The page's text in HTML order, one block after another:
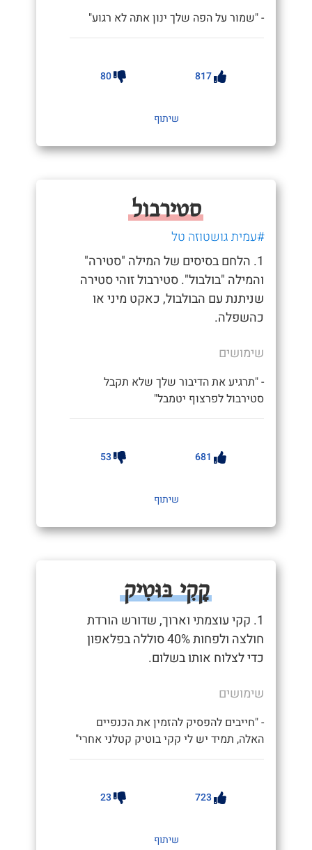
- "שמור על הפה שלך ינון אתה לא רגוע"
817
80
שיתוף
סטירבול
#עמית גושטוזה טל
1. הלחם בסיסים של המילה "סטירה"
והמילה "בולבול". סטירבול זוהי סטירה
שניתנת עם הבולבול, כאקט מיני או
כהשפלה.
שימושים
- "תרגיע את הדיבור שלך שלא תקבל
סטירבול לפרצוף יטמבל"
681
53
שיתוף
קָקִי בּוּטִיק
1. קקי עוצמתי וארוך, שדורש הורדת
חולצה ולפחות 40% סוללה בפלאפון
כדי לצלוח אותו בשלום.
שימושים
- "חייבים להפסיק להזמין את הכנפיים
האלה, תמיד יש לי קקי בוטיק קטלני אחרי"
723
23
שיתוף